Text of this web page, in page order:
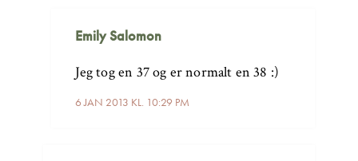
Emily Salomon
6 JAN 2013 KL. 10:29 PM
Jeg tog en 37 og er normalt en 38 :)